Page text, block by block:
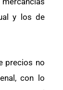
y los de
precios no
con lo